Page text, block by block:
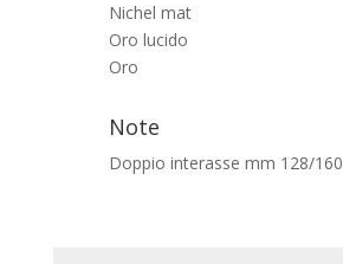
Nichel mat
Oro lucido
Oro
Note
Doppio interasse mm 128/160